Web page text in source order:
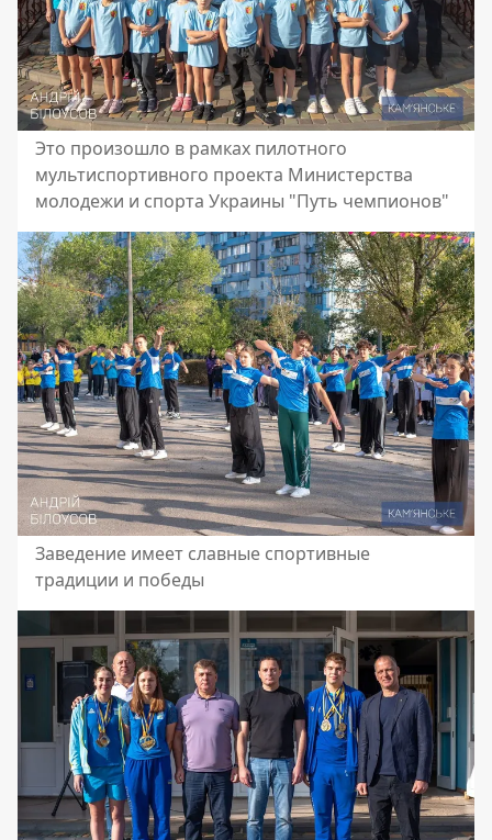
Это произошло в рамках пилотного
мультиспортивного проекта Министерства
молодежи и спорта Украины "Путь чемпионов"
Заведение имеет славные спортивные
традиции и победы